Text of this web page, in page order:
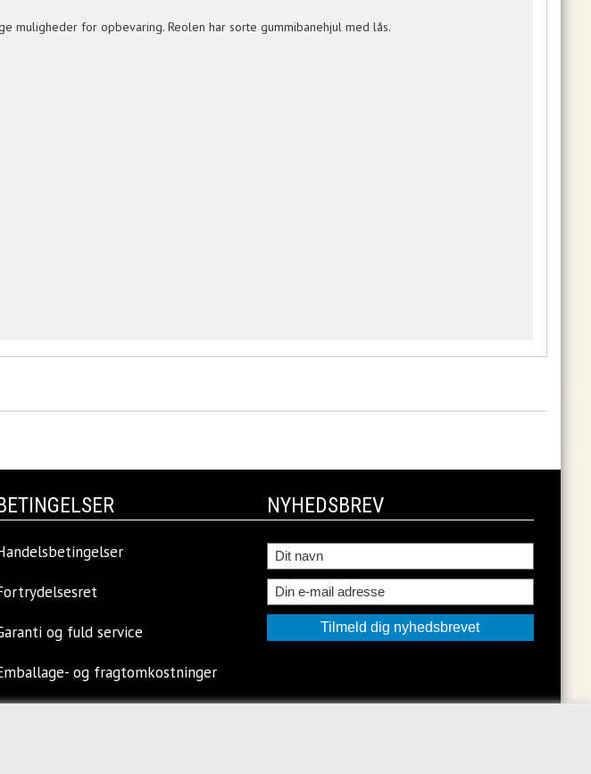
muligheder for opbevaring. Reolen har sorte gummibanehjul med lås.
og fuld service
og fragtomkostninger
NYHEDSBREV